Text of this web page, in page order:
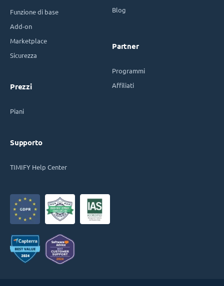
Funzione di base
Add-on
Marketplace
Sicurezza
Prezzi
Piani
Supporto
TIMIFY Help Center
Blog
Partner
Programmi
Affiliati